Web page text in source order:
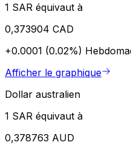
1 SAR équivaut à
0,373904 CAD
+0.0001 (0.02%)
Afficher le graphique
Dollar australien
1 SAR équivaut à
0,378763 AUD